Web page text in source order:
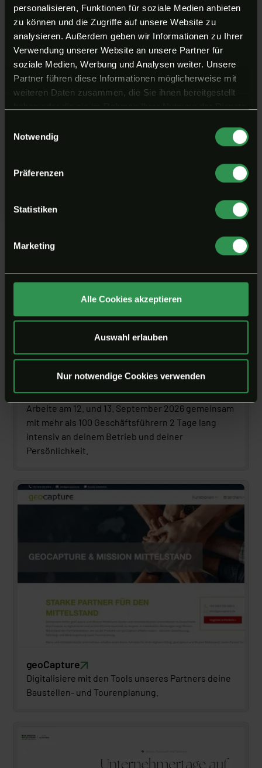
personalisieren, Funktionen für soziale Medien anbieten
zu können und die Zugriffe auf unsere Website zu
analysieren. Außerdem geben wir Informationen zu Ihrer
Verwendung unserer Website an unsere Partner für
soziale Medien, Werbung und Analysen weiter. Unsere
Partner führen diese Informationen möglicherweise mit
weiteren Daten zusammen, die Sie ihnen bereitgestellt
akzeptieren“ erlaubt uns diese Datenverarbeitung sowie
die Weitergabe an Drittanbieter (auch in Drittländern)
gemäß unserer Datenschutzerklärung. Cookies lassen
sich jederzeit ablehnen oder in den Einstellungen
Notwendig
Präferenzen
Statistiken
Marketing
Alle Cookies akzeptieren
Auswahl erlauben
Nur notwendige Cookies verwenden
Das Unternehmertraining
Erhalte mit dem Unternehmertraining deine
aus allen Bereichen der Unternehmensführung.
Unternehmertage in Cloppenburg
Arbeite am 12. und 13. September 2026 gemeinsam
mit mehr als 100 Geschäftsführern 2 Tage lang
intensiv an deinem Betrieb und deiner
Persönlichkeit.
geoCapture
Digitalisiere mit den Tools unseres Partners deine
Baustellen- und Tourenplanung.